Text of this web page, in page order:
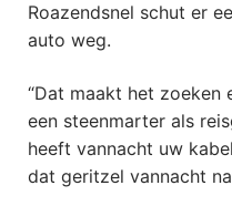
Roazendsnel schut er
auto weg.
“Dat maakt het zoeken
een steenmarter als
heeft vannacht uw
dat geritzel vannacht